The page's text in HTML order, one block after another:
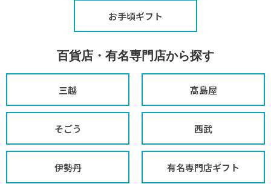
お手頃ギフト
百貨店・有名専門店から探す
三越 髙島屋
そごう 西武
伊勢丹 有名専門店ギフト